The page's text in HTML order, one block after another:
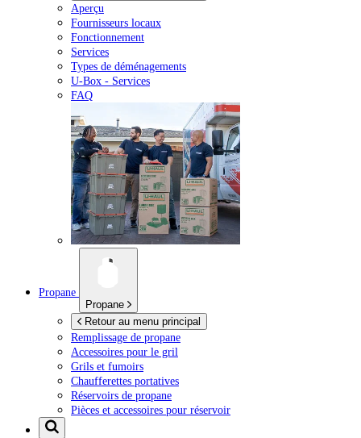
Aperçu
Fournisseurs locaux
Fonctionnement
Services
Types de déménagements
U-Box - Services
FAQ
Propane
Propane
Retour au menu principal
Remplissage de propane
Accessoires pour le gril
Grils et fumoirs
Chaufferettes portatives
Réservoirs de propane
Pièces et accessoires pour réservoir